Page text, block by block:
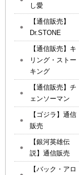
し愛
【通信販売】
Dr.STONE
【通信販売】キ
リング・ストー
キング
【通信販売】チ
ェンソーマン
【ゴジラ】通信
販売
【銀河英雄伝
説】通信販売
【バック・アロ